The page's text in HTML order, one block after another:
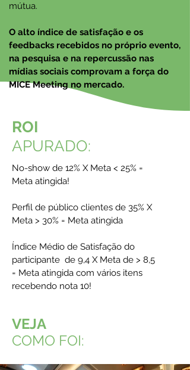
mútua.
O alto índice de satisfação e os
feedbacks recebidos no próprio evento,
na pesquisa e na repercussão nas
mídias sociais comprovam a força do
MICE Meeting no mercado.
ROI
APURADO:
No-show de 12% X Meta < 25% =
Meta atingida!
Perfil de público clientes de 35% X
Meta > 30% = Meta atingida
Índice Médio de Satisfação do
participante de 9,4 X Meta de > 8,5
= Meta atingida com vários itens
recebendo nota 10!
VEJA
COMO FOI: